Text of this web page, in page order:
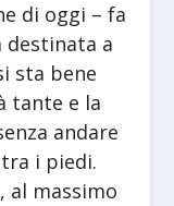
di oggi – fa
destinata a
sta bene
tante e la
andare
i piedi.
al massimo